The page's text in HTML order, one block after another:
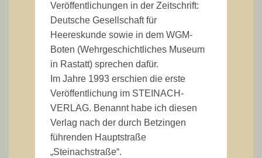
Veröffentlichungen in der Zeitschrift:
Deutsche Gesellschaft für
Heereskunde sowie in dem WGM-
Boten (Wehrgeschichtliches Museum
in Rastatt) sprechen dafür.
Im Jahre 1993 erschien die erste
Veröffentlichung im STEINACH-
VERLAG. Benannt habe ich diesen
Verlag nach der durch Betzingen
führenden Hauptstraße
„Steinachstraße“.